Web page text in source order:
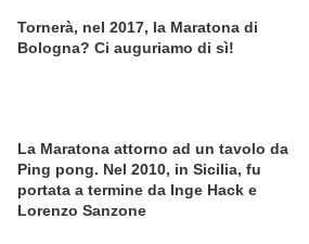
Tornerà, nel 2017, la Maratona di
Bologna? Ci auguriamo di sì!
La Maratona attorno ad un tavolo da
Ping pong. Nel 2010, in Sicilia, fu
portata a termine da Inge Hack e
Lorenzo Sanzone